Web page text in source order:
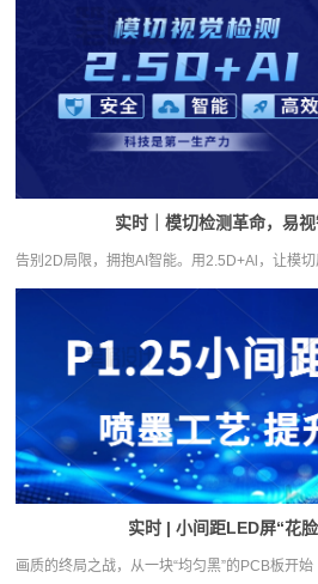
实时｜模切检测革命，易
告别2D局限，拥抱AI智能。用2.5D+Al，让模
实时 | 小间距LED屏“花
画质的终局之战，从一块“均匀黑”的PCB板开始